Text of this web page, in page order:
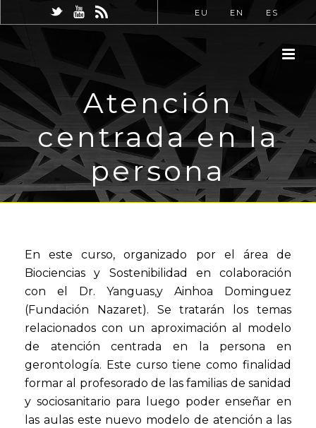
EU EN ES
Atención
centrada en la
persona
En este curso, organizado por el área de
Biociencias y Sostenibilidad en colaboración
con el Dr. Yanguas,y Ainhoa Dominguez
(Fundación Nazaret). Se tratarán los temas
relacionados con un aproximación al modelo
de atención centrada en la persona en
gerontología. Este curso tiene como finalidad
formar al profesorado de las familias de sanidad
y sociosanitario para luego poder enseñar en
las aulas este nuevo modelo de atención a las